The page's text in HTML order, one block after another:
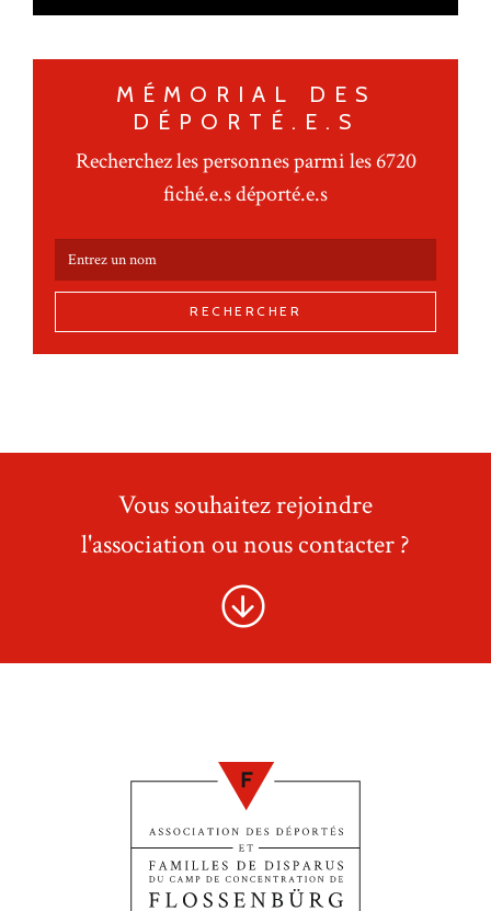
MÉMORIAL DES
DÉPORTÉ.E.S
Recherchez les personnes parmi les 6720
fiché.e.s déporté.e.s
RECHERCHER
Vous souhaitez rejoindre
l'association ou nous contacter ?